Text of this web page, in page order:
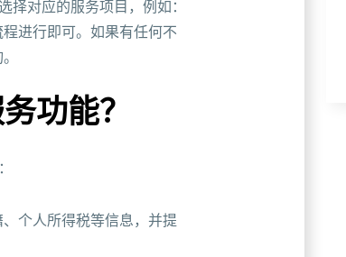
对应的服务项目，例如：
进行即可。如果有任何不
功能？
个人所得税等信息，并提